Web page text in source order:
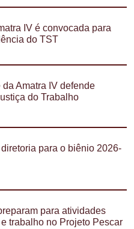
IV é convocada para
do TST
Amatra IV defende
do Trabalho
para o biênio 2026-
para atividades
trabalho no Projeto Pescar